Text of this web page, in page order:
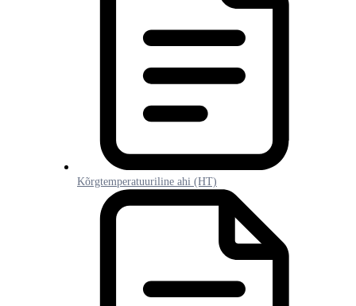
Kõrgtemperatuuriline ahi (HT)